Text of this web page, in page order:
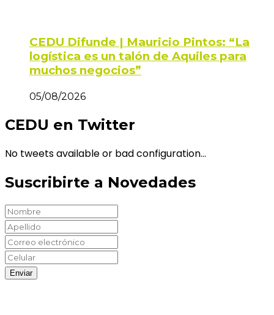
CEDU Difunde | Mauricio Pintos: “La
logística es un talón de Aquiles para
muchos negocios”
05/08/2026
CEDU en Twitter
No tweets available or bad configuration...
Suscribirte a Novedades